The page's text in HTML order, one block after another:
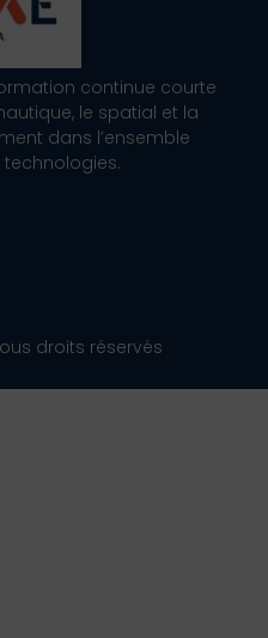
continue courte
le spatial et la
dans l’ensemble
droits réservés